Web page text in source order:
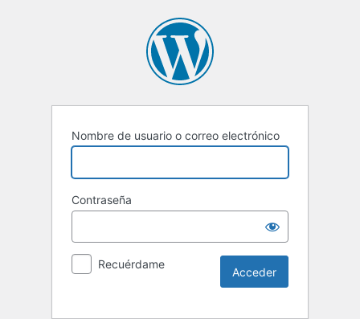
Nombre de usuario o correo electrónico
Contraseña
Recuérdame